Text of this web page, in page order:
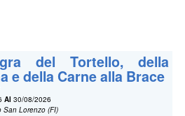
del Tortello, della
e della Carne alla Brace
Al 30/08/2026
San Lorenzo (FI)